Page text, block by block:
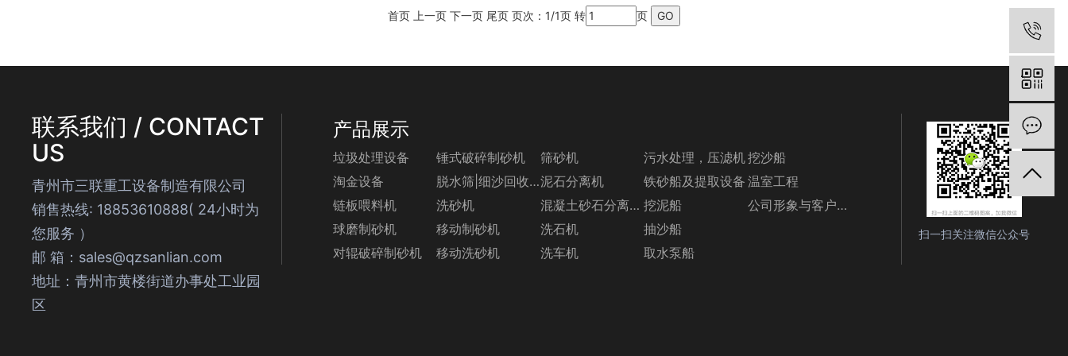
首页 上一页 下一页 尾页 页次：1/1页 转 页
联系我们 / CONTACT
US
青州市三联重工设备制造有限公司
销售热线: 18853610888( 24小时为
您服务 ）
邮 箱：sales@qzsanlian.com
地址：青州市黄楼街道办事处工业园
区
产品展示
垃圾处理设备
淘金设备
链板喂料机
球磨制砂机
对辊破碎制砂机
锤式破碎制砂机
脱水筛|细沙回收机系列
洗砂机
移动制砂机
移动洗砂机
筛砂机
泥石分离机
混凝土砂石分离机系列
洗石机
洗车机
污水处理，压滤机
铁砂船及提取设备
挖泥船
抽沙船
取水泵船
挖沙船
温室工程
公司形象与客户随影
扫一扫关注微信公众号